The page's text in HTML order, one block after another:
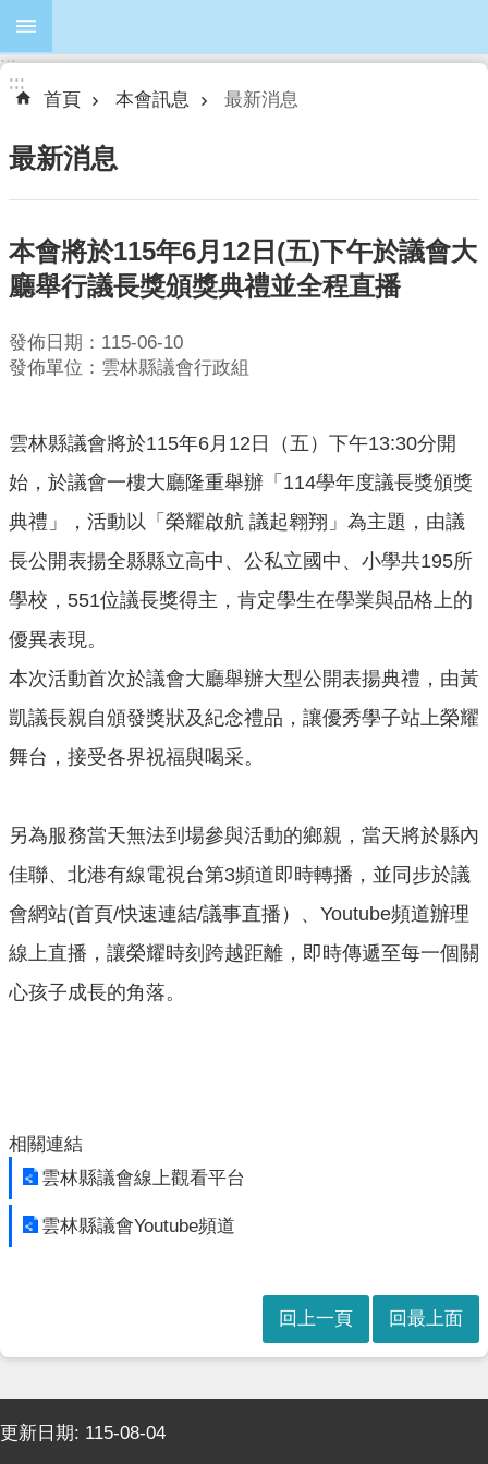
跳到主要內容區塊
階
尋
本
會
簡
本
員
本
會
息
議
事
訊
法
規
表
單
載
鄉
親
頁
網
導
權
及
:::
:::
:::
首頁 本會訊息 最新消息
最新消息
本會將於115年6月12日(五)下午於議會大
廳舉行議長獎頒獎典禮並全程直播
發佈日期：115-06-10
發佈單位：雲林縣議會行政組
雲林縣議會將於115年6月12日（五）下午13:30分開
始，於議會一樓大廳隆重舉辦「114學年度議長獎頒獎
典禮」，活動以「榮耀啟航 議起翱翔」為主題，由議
長公開表揚全縣縣立高中、公私立國中、小學共195所
學校，551位議長獎得主，肯定學生在學業與品格上的
優異表現。
本次活動首次於議會大廳舉辦大型公開表揚典禮，由黃
凱議長親自頒發獎狀及紀念禮品，讓優秀學子站上榮耀
舞台，接受各界祝福與喝采。
另為服務當天無法到場參與活動的鄉親，當天將於縣內
佳聯、北港有線電視台第3頻道即時轉播，並同步於議
會網站(首頁/快速連結/議事直播）、Youtube頻道辦理
線上直播，讓榮耀時刻跨越距離，即時傳遞至每一個關
心孩子成長的角落。
相關連結
雲林縣議會線上觀看平台
雲林縣議會Youtube頻道
回上一頁 回最上面
更新日期: 115-08-04